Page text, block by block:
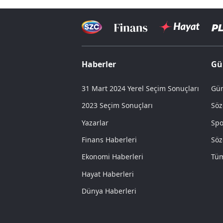
Haberler
31 Mart 2024 Yerel Seçim Sonuçları
2023 Seçim Sonuçları
Yazarlar
Finans Haberleri
Ekonomi Haberleri
Hayat Haberleri
Dünya Haberleri